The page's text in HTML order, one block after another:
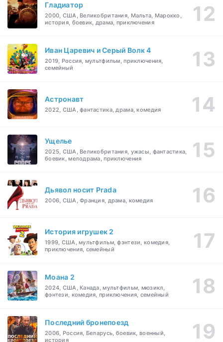
Гладиатор
2000, США, Великобритания, Мальта, Марокко,
история, боевик, драма, приключения
Иван Царевич и Серый Волк 4
2019, Россия, мультфильм, приключения,
семейный
Астронавт
2022, США, фантастика, драма, комедия
Ущелье
2025, США, Великобритания, ужасы, фантастика,
боевик, мелодрама, приключения
Дьявол носит Prada
2006, США, Франция, драма, комедия
История игрушек 2
1999, США, мультфильм, фэнтези, комедия,
приключения, семейный
Моана 2
2024, США, Канада, мультфильм, мюзикл,
фэнтези, комедия, приключения, семейный
Последний бронепоезд
2006, Россия, Беларусь, боевик, военный,
история